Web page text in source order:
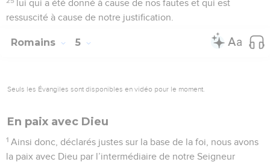
lui qui a été donné à cause de nos fautes et qui est
ressuscité à cause de notre justification.
Romains 5
Seuls les Évangiles sont disponibles en vidéo pour le moment.
En paix avec Dieu
1 Ainsi donc, déclarés justes sur la base de la foi, nous avons
la paix avec Dieu par l’intermédiaire de notre Seigneur